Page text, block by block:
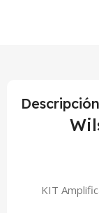
Descripción
KIT